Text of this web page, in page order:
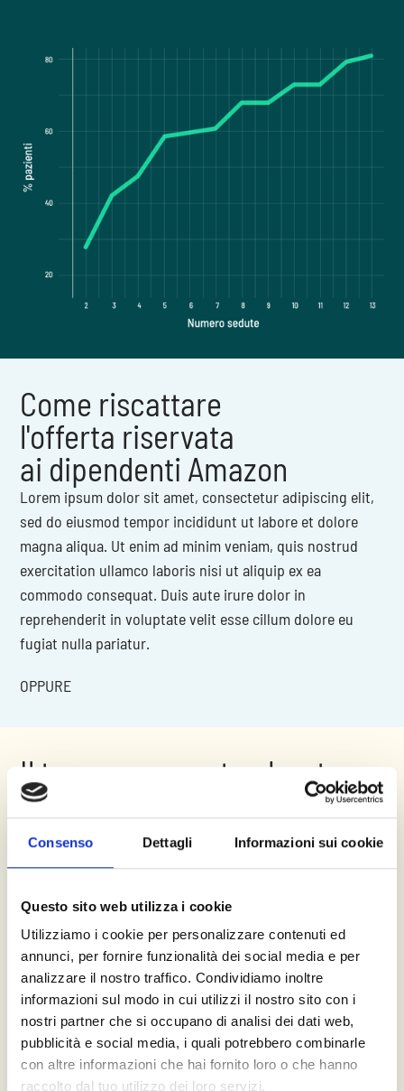
Consenso Dettagli Informazioni sui cookie
Questo sito web utilizza i cookie
Utilizziamo i cookie per personalizzare contenuti ed
annunci, per fornire funzionalità dei social media e per
analizzare il nostro traffico. Condividiamo inoltre
informazioni sul modo in cui utilizzi il nostro sito con i
nostri partner che si occupano di analisi dei dati web,
pubblicità e social media, i quali potrebbero combinarle
con altre informazioni che hai fornito loro o che hanno
raccolto dal tuo utilizzo dei loro servizi.
Come riscattare
l'offerta riservata
ai dipendenti Amazon
Lorem ipsum dolor sit amet, consectetur adipiscing elit,
sed do eiusmod tempor incididunt ut labore et dolore
magna aliqua. Ut enim ad minim veniam, quis nostrud
exercitation ullamco laboris nisi ut aliquip ex ea
commodo consequat. Duis aute irure dolor in
reprehenderit in voluptate velit esse cillum dolore eu
fugiat nulla pariatur.
OPPURE
Il tuo percorso step by step
Adattabilità e Individualizzazione
Viene adattata per rispondere alle specifiche esigenze,
Relazione Terapeutica Solida
Costruisce una relazione di fiducia, rispetto e
collaborazione tra il terapeuta e il paziente, fondamentale
per il successo del trattamento.